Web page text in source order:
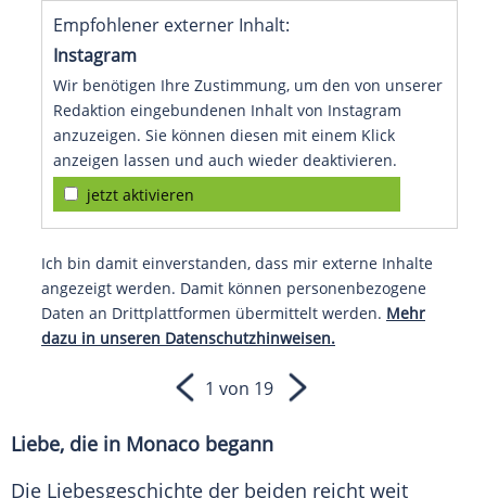
Empfohlener externer Inhalt:
Instagram
Wir benötigen Ihre Zustimmung, um den von unserer
Redaktion eingebundenen Inhalt von Instagram
anzuzeigen. Sie können diesen mit einem Klick
anzeigen lassen und auch wieder deaktivieren.
jetzt aktivieren
Ich bin damit einverstanden, dass mir externe Inhalte
angezeigt werden. Damit können personenbezogene
Daten an Drittplattformen übermittelt werden. Mehr
dazu in unseren Datenschutzhinweisen.
1 von 19
Liebe, die in Monaco begann
Die Liebesgeschichte der beiden reicht weit